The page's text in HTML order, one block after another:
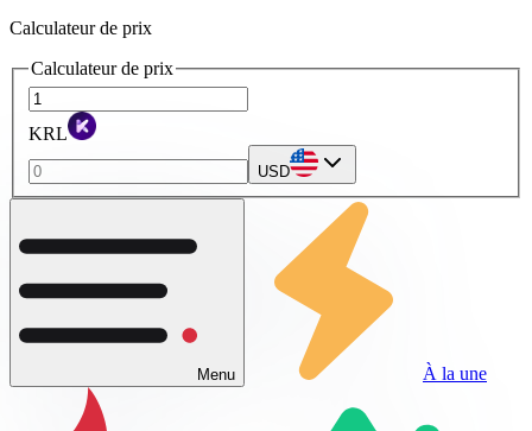
Calculateur de prix
Calculateur de prix
KRL
USD
Menu À la une